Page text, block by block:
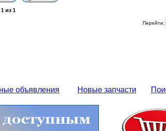
1 из 1
Перейти:
объявления Новые запчасти